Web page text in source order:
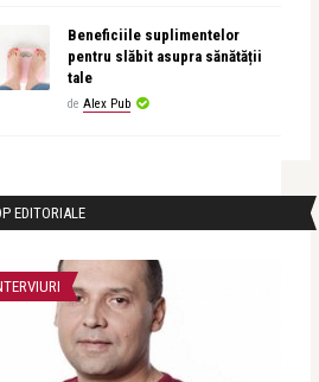
Beneficiile suplimentelor
pentru slăbit asupra sănătății
tale
de Alex Pub
EDITORIALE